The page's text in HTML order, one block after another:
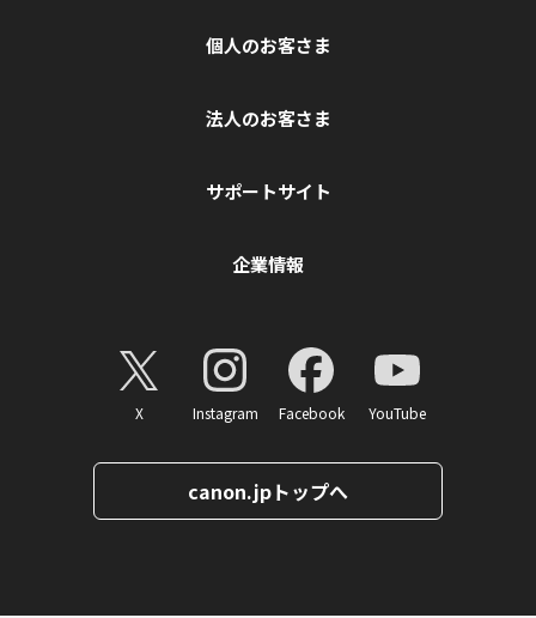
個人のお客さま
法人のお客さま
サポートサイト
企業情報
X Instagram Facebook YouTube
canon.jpトップへ